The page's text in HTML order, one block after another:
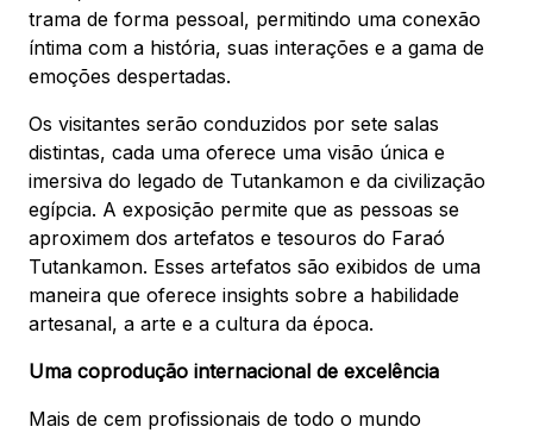
trama de forma pessoal, permitindo uma conexão
íntima com a história, suas interações e a gama de
emoções despertadas.
Os visitantes serão conduzidos por sete salas
distintas, cada uma oferece uma visão única e
imersiva do legado de Tutankamon e da civilização
egípcia. A exposição permite que as pessoas se
aproximem dos artefatos e tesouros do Faraó
Tutankamon. Esses artefatos são exibidos de uma
maneira que oferece insights sobre a habilidade
artesanal, a arte e a cultura da época.
Uma coprodução internacional de excelência
Mais de cem profissionais de todo o mundo